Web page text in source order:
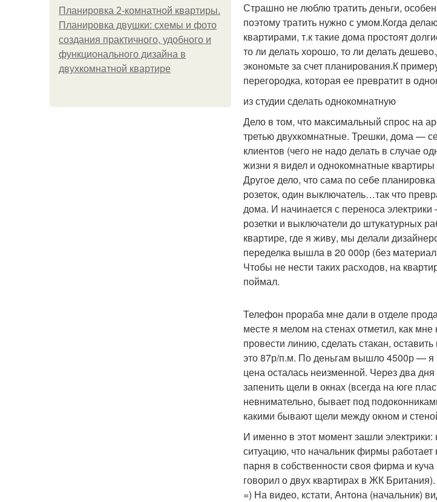
Планировка 2-комнатной квартиры.
Планировка двушки: схемы и фото
создания практичного, удобного и
функционального дизайна в
двухкомнатной квартире
Страшно не люблю тратить деньги,
поэтому тратить нужно с умом.Когда
квартирами, т.к такие дома простоят
то ли делать хорошо, то ли делать
экономьте за счет планирования.К
перегородка, которая ее превратит в
из студии сделать однокомнатную
Дело в том, что максимальный спрос на
третью двухкомнатные. Трешки, дома —
клиентов (чего не надо делать в случае
жизни я видел и однокомнатные
Другое дело, что сама по себе
розеток, один выключатель…так что
дома. И начинается с переноса
розетки и выключатели до штукатурных
квартире, где я живу, мы делали
переделка вышла в 20 000р (без
Чтобы не нести таких расходов, на
поймал.
Телефон прораба мне дали в отделе
месте я мелом на стенах отметил, как
провести линию, сделать стакан,
это 87р/п.м. По деньгам вышло 4500р — я
цена осталась неизменной. Через два
запенить щели в окнах (всегда на юге
невнимательно, бывает под
какими бывают щели между окном и
И именно в этот момент зашли
ситуацию, что начальник фирмы
парня в собственности своя фирма и
говорил о двух квартирах в ЖК
=) На видео, кстати, Антона (начальник)